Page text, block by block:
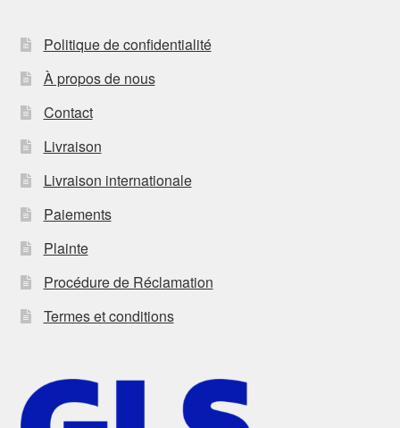
Politique de confidentialité
À propos de nous
Contact
Livraison
Livraison internationale
Paiements
Plainte
Procédure de Réclamation
Termes et conditions